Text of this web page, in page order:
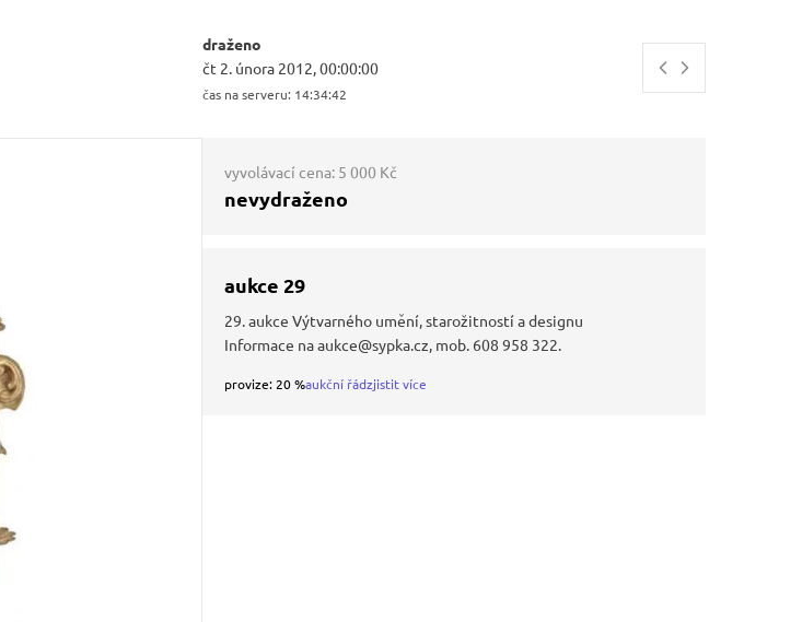
draženo
čt 2. února 2012, 00:00:00
čas na serveru: 14:34:43
vyvolávací cena: 5 000 Kč
nevydraženo
aukce 29
29. aukce Výtvarného umění, starožitností a designu
Informace na aukce@sypka.cz, mob. 608 958 322.
provize: 20 %aukční řádzjistit více